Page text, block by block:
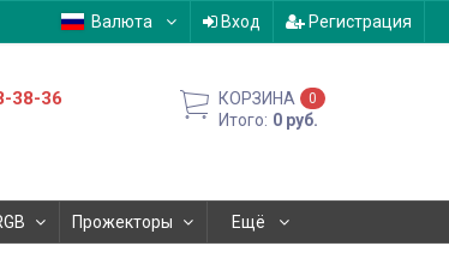
Валюта Вход Регистрация
38-36 КОРЗИНА 0
Итого: 0 руб.
Прожекторы Ещё